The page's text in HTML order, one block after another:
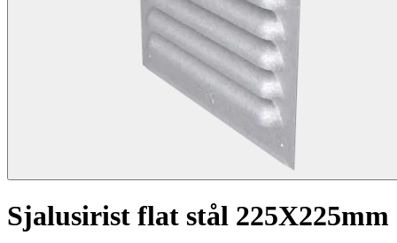
Sjalusirist flat stål 225X225mm